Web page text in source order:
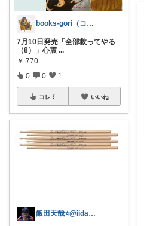
books-gori（コミック・本など）
7月10日発売「全部救ってやる
（8）」心震 ...
￥ 770
0 0 1
コレ いいね
飯田天哉⭐️@iida.tennya